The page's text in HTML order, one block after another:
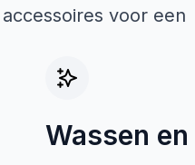
voor een
Wassen